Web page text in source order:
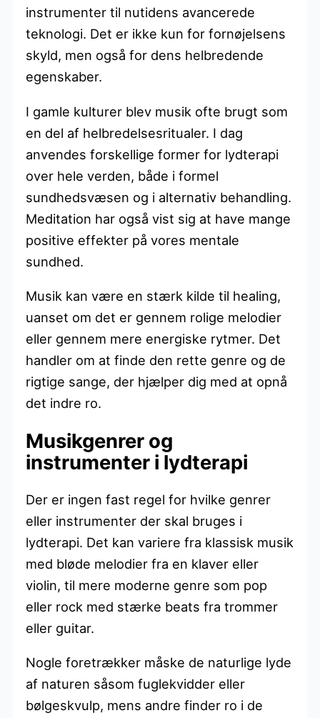
instrumenter til nutidens avancerede
teknologi. Det er ikke kun for fornøjelsens
skyld, men også for dens helbredende
egenskaber.
I gamle kulturer blev musik ofte brugt som
en del af helbredelsesritualer. I dag
anvendes forskellige former for lydterapi
over hele verden, både i formel
sundhedsvæsen og i alternativ behandling.
Meditation har også vist sig at have mange
positive effekter på vores mentale
sundhed.
Musik kan være en stærk kilde til healing,
uanset om det er gennem rolige melodier
eller gennem mere energiske rytmer. Det
handler om at finde den rette genre og de
rigtige sange, der hjælper dig med at opnå
det indre ro.
Musikgenrer og
instrumenter i lydterapi
Der er ingen fast regel for hvilke genrer
eller instrumenter der skal bruges i
lydterapi. Det kan variere fra klassisk musik
med bløde melodier fra en klaver eller
violin, til mere moderne genre som pop
eller rock med stærke beats fra trommer
eller guitar.
Nogle foretrækker måske de naturlige lyde
af naturen såsom fuglekvidder eller
bølgeskvulp, mens andre finder ro i de